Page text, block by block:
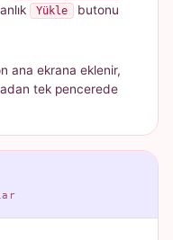
Yükle
butonu
ana ekrana eklenir,
tek pencerede